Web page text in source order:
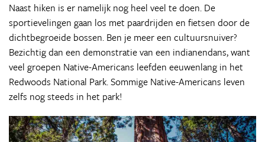
Naast hiken is er namelijk nog heel veel te doen. De
sportievelingen gaan los met paardrijden en fietsen door de
dichtbegroeide bossen. Ben je meer een cultuursnuiver?
Bezichtig dan een demonstratie van een indianendans, want
veel groepen Native-Americans leefden eeuwenlang in het
Redwoods National Park. Sommige Native-Americans leven
zelfs nog steeds in het park!